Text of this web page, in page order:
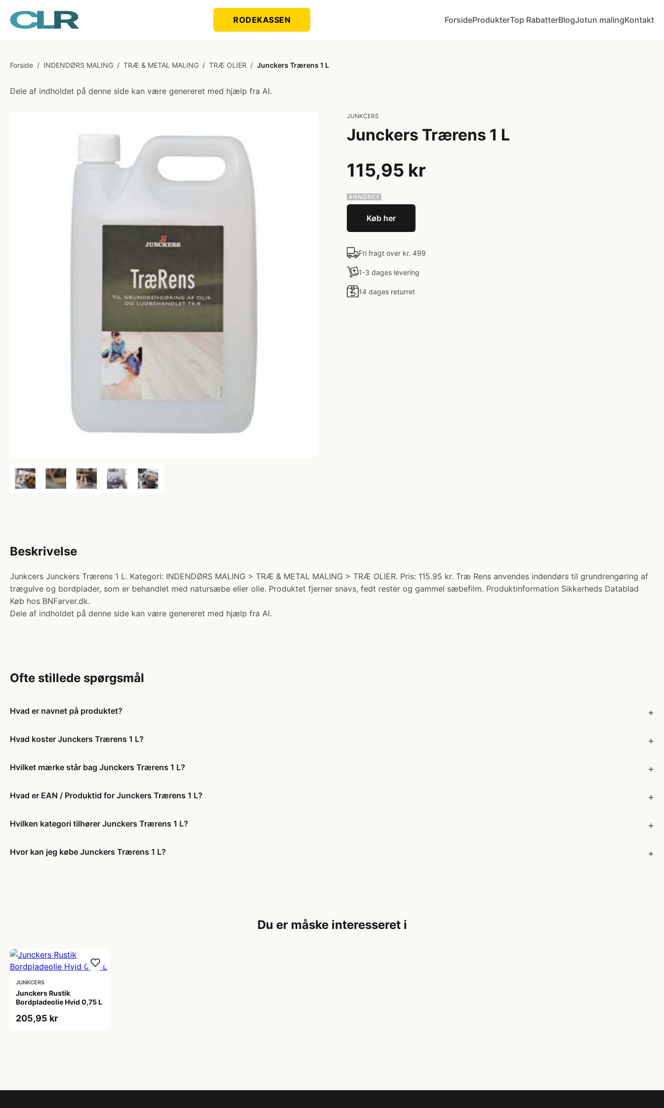
RODEKASSEN ForsideProdukterTop RabatterBlogJotun malingKontakt
Forside / INDENDØRS MALING / TRÆ & METAL MALING / TRÆ OLIER / Junckers Trærens 1 L
Dele af indholdet på denne side kan være genereret med hjælp fra AI.
JUNKCERS
Junckers Trærens 1 L
115,95 kr
Køb her
Fri fragt over kr. 499
1-3 dages levering
14 dages returret
Beskrivelse
Junkcers Junckers Trærens 1 L. Kategori: INDENDØRS MALING > TRÆ & METAL MALING > TRÆ OLIER. Pris: 115.95 kr. Træ Rens anvendes indendørs til grundrengøring af
trægulve og bordplader, som er behandlet med natursæbe eller olie. Produktet fjerner snavs, fedt rester og gammel sæbefilm. Produktinformation Sikkerheds Datablad
Køb hos BNFarver.dk.
Dele af indholdet på denne side kan være genereret med hjælp fra AI.
Ofte stillede spørgsmål
Hvad er navnet på produktet?
Hvad koster Junckers Trærens 1 L?
Hvilket mærke står bag Junckers Trærens 1 L?
Hvad er EAN / Produktid for Junckers Trærens 1 L?
Hvilken kategori tilhører Junckers Trærens 1 L?
Hvor kan jeg købe Junckers Trærens 1 L?
Du er måske interesseret i
JUNKCERS
Junckers Rustik
Bordpladeolie Hvid 0,75 L
205,95 kr